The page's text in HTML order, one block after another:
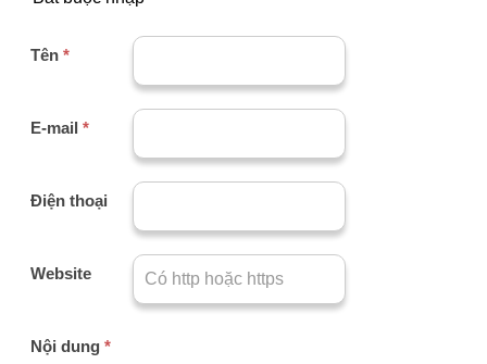
Tên *
E-mail *
Điện thoại
Website
Nội dung *